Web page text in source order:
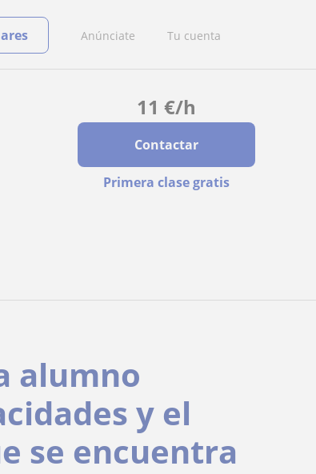
Anúnciate Tu cuenta
11 €/h
Contactar
Primera clase gratis
alumno
y el
se encuentra